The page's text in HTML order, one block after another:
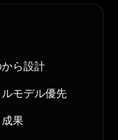
ら設計
モデル優先
果